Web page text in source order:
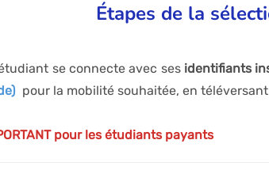
Étapes de la
se connecte avec ses identifiants
pour la mobilité souhaitée, en
pour les étudiants payants